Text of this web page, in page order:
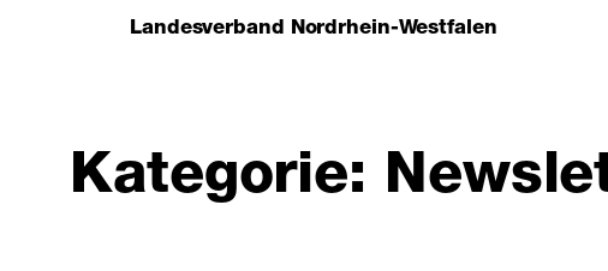
Landesverband Nordrhein-Westfalen
Kategorie: